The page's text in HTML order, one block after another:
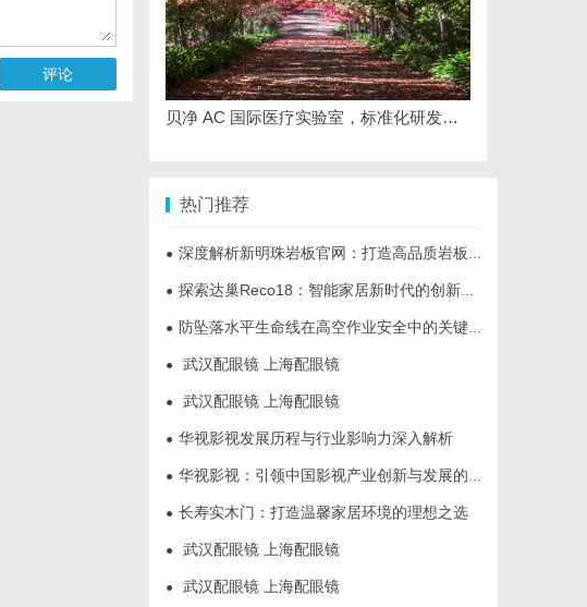
评论
贝净 AC 国际医疗实验室，标准化研发体系全解析
热门推荐
● 深度解析新明珠岩板官网：打造高品质岩板行业标杆平台
● 探索达巢Reco18：智能家居新时代的创新之作
● 防坠落水平生命线在高空作业安全中的关键作用与应用解析
● 武汉配眼镜 上海配眼镜
● 武汉配眼镜 上海配眼镜
● 华视影视发展历程与行业影响力深入解析
● 华视影视：引领中国影视产业创新与发展的标杆企业
● 长寿实木门：打造温馨家居环境的理想之选
● 武汉配眼镜 上海配眼镜
● 武汉配眼镜 上海配眼镜